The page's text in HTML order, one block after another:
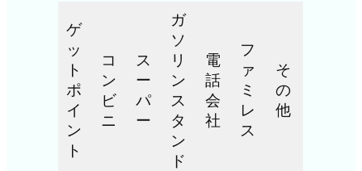
ゲ
ッ
ト
ポ
イ
ン
ト
コ
ン
ビ
ニ
ス
ー
パ
ー
ガ
ソ
リ
ン
ス
タ
ン
ド
電
話
会
社
フ
ァ
ミ
レ
ス
そ
の
他